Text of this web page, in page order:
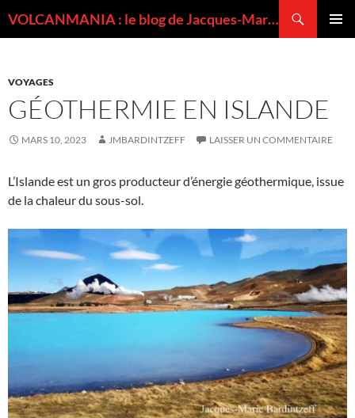
VOLCANMANIA : le blog de Jacques-Marie BARDINTZEFF, volcanologue
VOYAGES
GÉOTHERMIE EN ISLANDE
MARS 10, 2023 JMBARDINTZEFF LAISSER UN COMMENTAIRE
L’Islande est un gros producteur d’énergie géothermique, issue
de la chaleur du sous-sol.